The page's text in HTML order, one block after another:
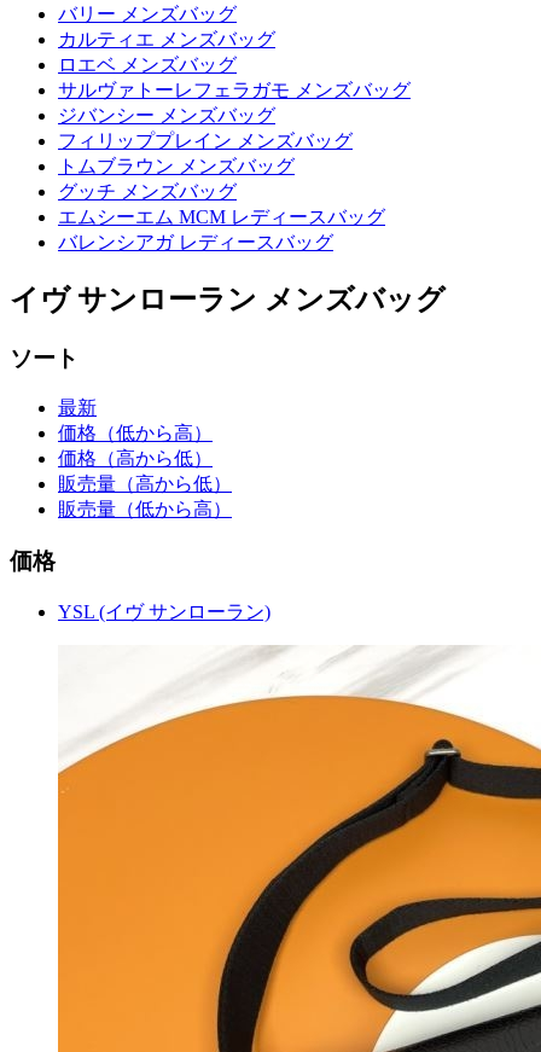
バリー メンズバッグ
カルティエ メンズバッグ
ロエベ メンズバッグ
サルヴァトーレフェラガモ メンズバッグ
ジバンシー メンズバッグ
フィリッププレイン メンズバッグ
トムブラウン メンズバッグ
グッチ メンズバッグ
エムシーエム MCM レディースバッグ
バレンシアガ レディースバッグ
イヴ サンローラン メンズバッグ
ソート
最新
価格（低から高）
価格（高から低）
販売量（高から低）
販売量（低から高）
価格
YSL (イヴ サンローラン)